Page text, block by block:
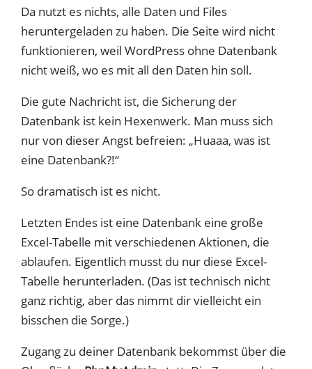
Da nutzt es nichts, alle Daten und Files
heruntergeladen zu haben. Die Seite wird nicht
funktionieren, weil WordPress ohne Datenbank
nicht weiß, wo es mit all den Daten hin soll.
Die gute Nachricht ist, die Sicherung der
Datenbank ist kein Hexenwerk. Man muss sich
nur von dieser Angst befreien: „Huaaa, was ist
eine Datenbank?!“
So dramatisch ist es nicht.
Letzten Endes ist eine Datenbank eine große
Excel-Tabelle mit verschiedenen Aktionen, die
ablaufen. Eigentlich musst du nur diese Excel-
Tabelle herunterladen. (Das ist technisch nicht
ganz richtig, aber das nimmt dir vielleicht ein
bisschen die Sorge.)
Zugang zu deiner Datenbank bekommst über die